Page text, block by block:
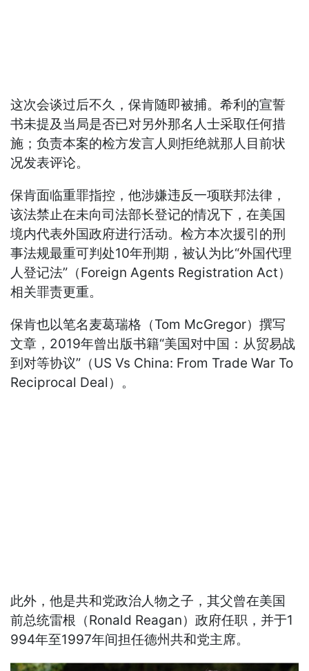
这次会谈过后不久，保肯随即被捕。希利的宣誓
书未提及当局是否已对另外那名人士采取任何措
施；负责本案的检方发言人则拒绝就那人目前状
况发表评论。
保肯面临重罪指控，他涉嫌违反一项联邦法律，
该法禁止在未向司法部长登记的情况下，在美国
境内代表外国政府进行活动。检方本次援引的刑
事法规最重可判处10年刑期，被认为比“外国代理
人登记法”（Foreign Agents Registration Act）
相关罪责更重。
保肯也以笔名麦葛瑞格（Tom McGregor）撰写
文章，2019年曾出版书籍“美国对中国：从贸易战
到对等协议”（US Vs China: From Trade War To
Reciprocal Deal）。
此外，他是共和党政治人物之子，其父曾在美国
前总统雷根（Ronald Reagan）政府任职，并于1
994年至1997年间担任德州共和党主席。